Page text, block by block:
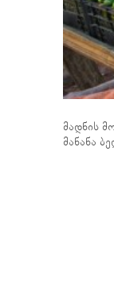
მადნის
მანანა